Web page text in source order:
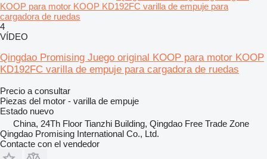
KOOP para motor KOOP KD192FC varilla de empuje para
cargadora de ruedas
4
VÍDEO
Qingdao Promising Juego original KOOP para motor KOOP
KD192FC varilla de empuje para cargadora de ruedas
Precio a consultar
Piezas del motor - varilla de empuje
Estado nuevo
China, 24Th Floor Tianzhi Building, Qingdao Free Trade Zone
Qingdao Promising International Co., Ltd.
Contacte con el vendedor